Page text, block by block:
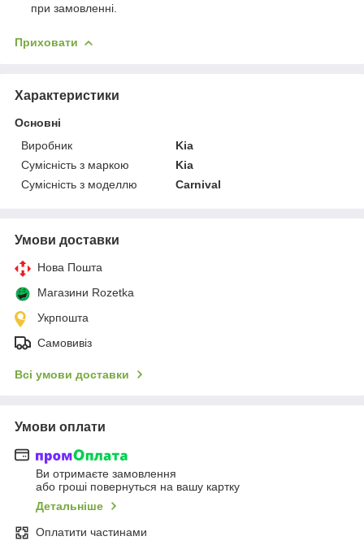
при замовленні.
Приховати
Характеристики
Основні
Виробник
Kia
Сумісність з маркою
Kia
Сумісність з моделлю
Carnival
Умови доставки
Нова Пошта
Магазини Rozetka
Укрпошта
Самовивіз
Всі умови доставки
Умови оплати
Ви отримаєте замовлення
або гроші повернуться на вашу картку
Детальніше
Оплатити частинами